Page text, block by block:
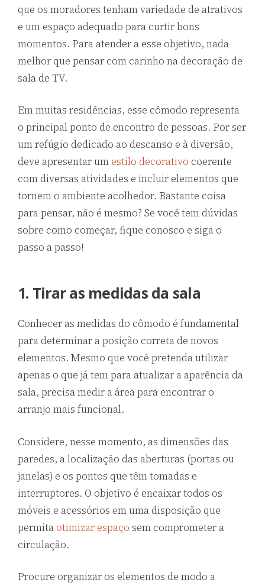
que os moradores tenham variedade de atrativos
e um espaço adequado para curtir bons
momentos. Para atender a esse objetivo, nada
melhor que pensar com carinho na decoração de
sala de TV.
Em muitas residências, esse cômodo representa
o principal ponto de encontro de pessoas. Por ser
um refúgio dedicado ao descanso e à diversão,
deve apresentar umestilo decorativo coerente
com diversas atividades e incluir elementos que
tornem o ambiente acolhedor. Bastante coisa
para pensar, não é mesmo? Se você tem dúvidas
sobre como começar, fique conosco e siga o
passo a passo!
1. Tirar as medidas da sala
Conhecer as medidas do cômodo é fundamental
para determinar a posição correta de novos
elementos. Mesmo que você pretenda utilizar
apenas o que já tem para atualizar a aparência da
sala, precisa medir a área para encontrar o
arranjo mais funcional.
Considere, nesse momento, as dimensões das
paredes, a localização das aberturas (portas ou
janelas) e os pontos que têm tomadas e
interruptores. O objetivo é encaixar todos os
móveis e acessórios em uma disposição que
permitaotimizar espaço sem comprometer a
circulação.
Procure organizar os elementos de modo a